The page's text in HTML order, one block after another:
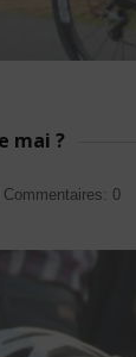
mai ?
Commentaires: 0